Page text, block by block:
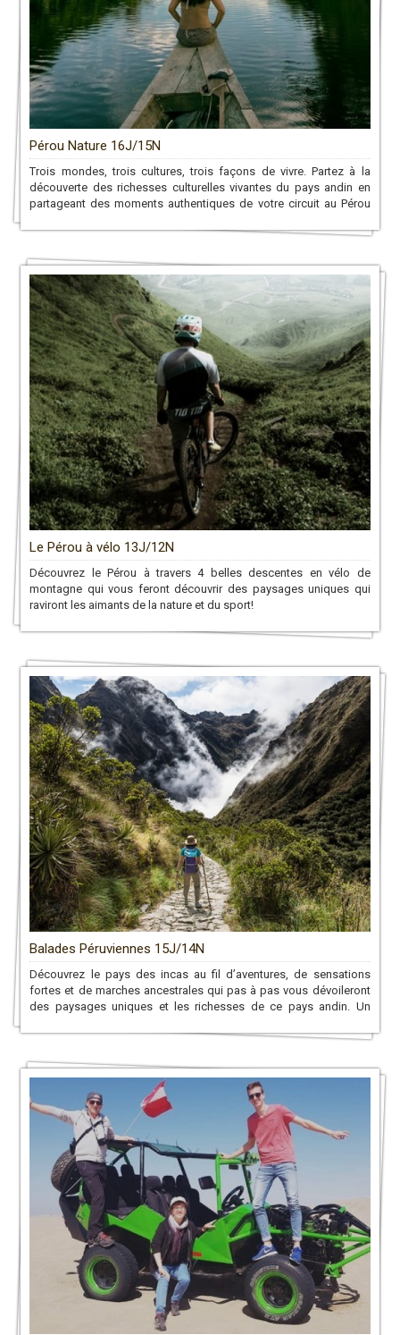
Pérou Nature 16J/15N
Trois mondes, trois cultures, trois façons de vivre. Partez à la
découverte des richesses culturelles vivantes du pays andin en
partageant des moments authentiques de votre circuit au Pérou
moderne.
Le Pérou à vélo 13J/12N
Découvrez le Pérou à travers 4 belles descentes en vélo de
montagne qui vous feront découvrir des paysages uniques qui
raviront les aimants de la nature et du sport!
Balades Péruviennes 15J/14N
Découvrez le pays des incas au fil d’aventures, de sensations
fortes et de marches ancestrales qui pas à pas vous dévoileront
des paysages uniques et les richesses de ce pays andin. Un